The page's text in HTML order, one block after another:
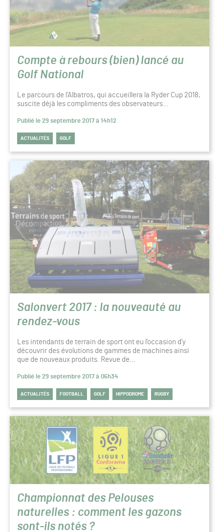
Compte à rebours (bien) lancé au
Golf National
Le parcours de l’Albatros, qui accueillera la Ryder Cup 2018,
suscite déjà les compliments des observateurs…
Publié le 29 septembre 2017 à 14h12
ACTUALITÉS GOLF
Salonvert 2017 : la nouveauté au
rendez-vous
Les intendants de terrain de sport ont eu l’occasion d’y
découvrir des évolutions de gammes de machines ainsi
que de nouveaux produits. Revue de…
Publié le 29 septembre 2017 à 06h34
ACTUALITÉS FOOTBALL GOLF HIPPODROME RUGBY
Championnat des Pelouses
naturelles : comment les gazons
sont-ils notés ?